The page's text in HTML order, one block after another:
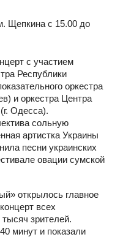
Щепкина с 15.00 до
с участием
Республики
оркестра
и оркестра Центра
Одесса).
сольную
артистка Украины
песни украинских
овации сумской
открылось главное
всех
зрителей.
минут и показали